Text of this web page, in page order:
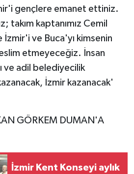
gençlere emanet ettiniz.
takım kaptanımız Cemil
ve Buca'yı kimsenin
etmeyeceğiz. İnsan
ve adil belediyecilik
İzmir kazanacak'
GÖRKEM DUMAN'A
İzmir Kent Konseyi aylık